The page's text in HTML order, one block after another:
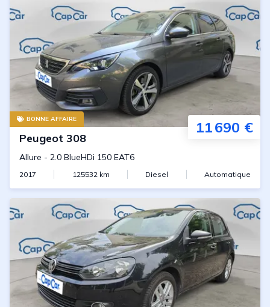
BONNE AFFAIRE 11 690 €
Peugeot 308
Allure - 2.0 BlueHDi 150 EAT6
2017 125532km Diesel Automatique